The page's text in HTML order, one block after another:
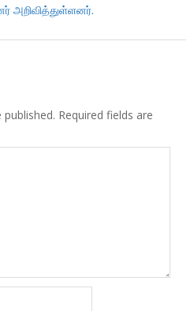
அறிவித்துள்ளனர்.
Required fields are